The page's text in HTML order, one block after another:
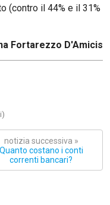
(contro il 44% e il 31%
Fortarezzo D'Amicis
notizia successiva »
Quanto costano i conti
correnti bancari?